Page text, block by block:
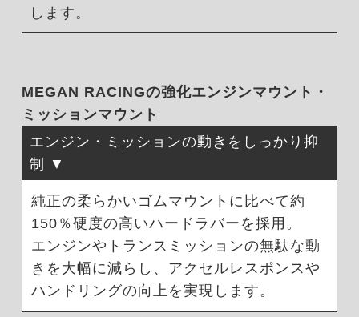
します。
MEGAN RACINGの強化エンジンマウント・
ミッションマウント
エンジン・ミッションの動きをしっかり抑
制
純正の柔らかいゴムマウントに比べて約
150％硬度の高いハードラバーを採用。
エンジンやトランスミッションの無駄な動
きを大幅に減らし、アクセルレスポンスや
ハンドリングの向上を実現します。